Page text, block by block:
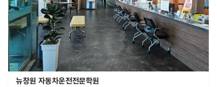
뉴창원 자동차운전전문학원